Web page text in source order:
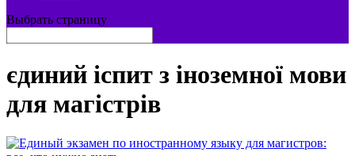
Выбрать страницу
єдиний іспит з іноземної мови
для магістрів